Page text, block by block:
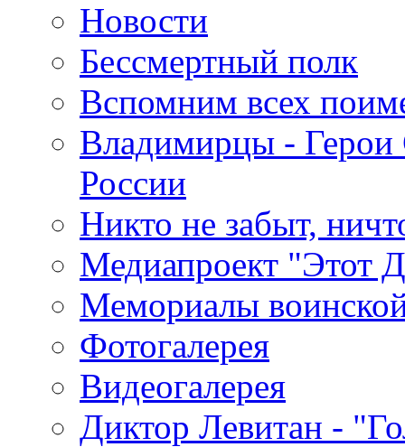
Новости
Бессмертный полк
Вспомним всех
Владимирцы - Герои
России
Никто не забыт,
Медиапроект "Этот
Мемориалы
Фотогалерея
Видеогалерея
Диктор Левитан -